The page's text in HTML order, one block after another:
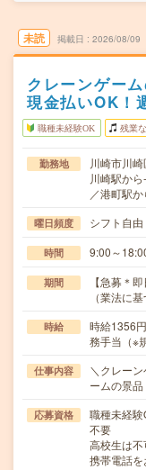
未読 掲載日 2026/08/09
クレーンゲー
現金払いOK！
職種未経験OK 残業な
勤務地
川崎市川
川崎駅か
／港町駅
曜日頻度 シフト自
時間 9:00～
期間
【急募＊
（業法に
時給
時給1356
務手当（※
仕事内容
＼クレー
ームの景
応募資格
職種未経験
不要
高校生は
携帯電話